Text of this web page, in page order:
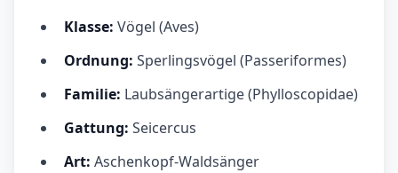
Klasse: Vögel (Aves)
Ordnung: Sperlingsvögel (Passeriformes)
Familie: Laubsängerartige (Phylloscopidae)
Gattung: Seicercus
Art: Aschenkopf-Waldsänger